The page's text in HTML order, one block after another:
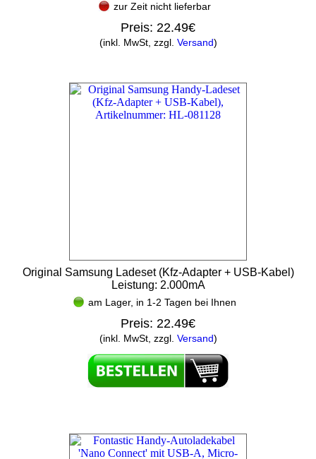
zur Zeit nicht lieferbar
Preis: 22.49€
(inkl. MwSt, zzgl. Versand)
Original Samsung Ladeset (Kfz-Adapter + USB-Kabel)
Leistung: 2.000mA
am Lager, in 1-2 Tagen bei Ihnen
Preis: 22.49€
(inkl. MwSt, zzgl. Versand)